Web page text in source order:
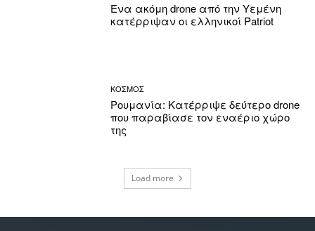
Ένα ακόμη drone από την Υεμένη
κατέρριψαν οι ελληνικοί Patriot
ΚΟΣΜΟΣ
Ρουμανία: Κατέρριψε δεύτερο drone
που παραβίασε τον εναέριο χώρο
της
Load more